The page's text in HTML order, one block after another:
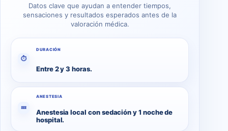
Datos clave que ayudan a entender tiempos,
sensaciones y resultados esperados antes de la
valoración médica.
⏱
DURACIÓN
Entre 2 y 3 horas.
💤
ANESTESIA
Anestesia local con sedación y 1 noche de
hospital.